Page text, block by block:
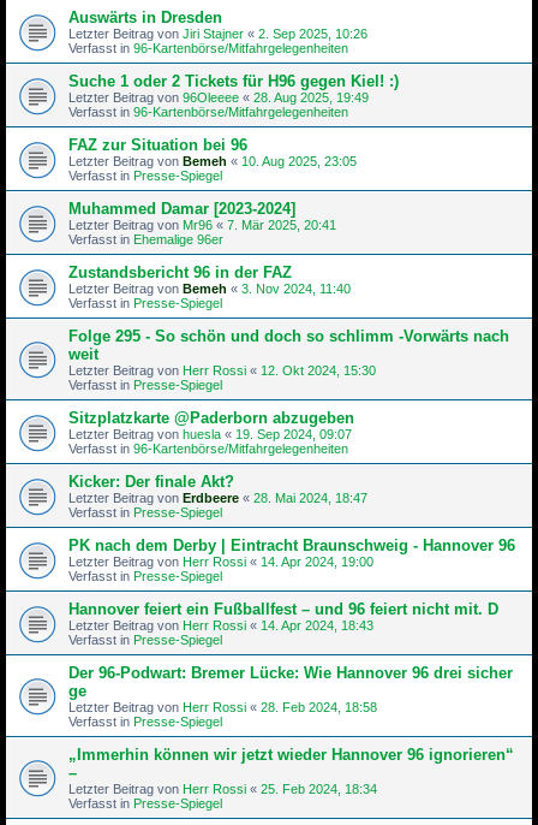
Auswärts in Dresden
Letzter Beitrag von Jiri Stajner « 2. Sep 2025, 10:26
Verfasst in 96-Kartenbörse/Mitfahrgelegenheiten
Suche 1 oder 2 Tickets für H96 gegen Kiel! :)
Letzter Beitrag von 96Oleeee « 28. Aug 2025, 19:49
Verfasst in 96-Kartenbörse/Mitfahrgelegenheiten
FAZ zur Situation bei 96
Letzter Beitrag von Bemeh « 10. Aug 2025, 23:05
Verfasst in Presse-Spiegel
Muhammed Damar [2023-2024]
Letzter Beitrag von Mr96 « 7. Mär 2025, 20:41
Verfasst in Ehemalige 96er
Zustandsbericht 96 in der FAZ
Letzter Beitrag von Bemeh « 3. Nov 2024, 11:40
Verfasst in Presse-Spiegel
Folge 295 - So schön und doch so schlimm -Vorwärts nach
weit
Letzter Beitrag von Herr Rossi « 12. Okt 2024, 15:30
Verfasst in Presse-Spiegel
Sitzplatzkarte @Paderborn abzugeben
Letzter Beitrag von huesla « 19. Sep 2024, 09:07
Verfasst in 96-Kartenbörse/Mitfahrgelegenheiten
Kicker: Der finale Akt?
Letzter Beitrag von Erdbeere « 28. Mai 2024, 18:47
Verfasst in Presse-Spiegel
PK nach dem Derby | Eintracht Braunschweig - Hannover 96
Letzter Beitrag von Herr Rossi « 14. Apr 2024, 19:00
Verfasst in Presse-Spiegel
Hannover feiert ein Fußballfest – und 96 feiert nicht mit. D
Letzter Beitrag von Herr Rossi « 14. Apr 2024, 18:43
Verfasst in Presse-Spiegel
Der 96-Podwart: Bremer Lücke: Wie Hannover 96 drei sicher
ge
Letzter Beitrag von Herr Rossi « 28. Feb 2024, 18:58
Verfasst in Presse-Spiegel
„Immerhin können wir jetzt wieder Hannover 96 ignorieren“
–
Letzter Beitrag von Herr Rossi « 25. Feb 2024, 18:34
Verfasst in Presse-Spiegel